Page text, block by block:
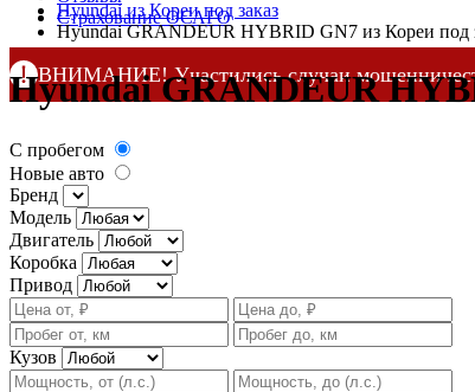
Страхование ОСАГО
ВНИМАНИЕ! Участились случаи
Компания DSS Group принимает оплату за
по официальным
Hyundai из Кореи под заказ
Hyundai GRANDEUR HYBRID GN7 из Кореи под
Hyundai GRANDEUR
С пробегом
Новые авто
Бренд
Модель
Двигатель
Коробка
Привод
Кузов